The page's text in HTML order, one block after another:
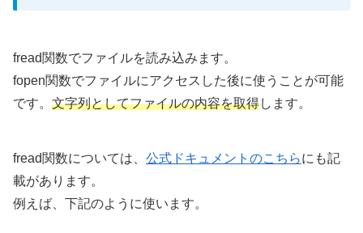
fread関数でファイルを読み込みます。
fopen関数でファイルにアクセスした後に使うことが可能
です。 文字列としてファイルの内容を取得します。
fread関数については、 公式ドキュメントのこちらにも記
載があります。
例えば、下記のように使います。